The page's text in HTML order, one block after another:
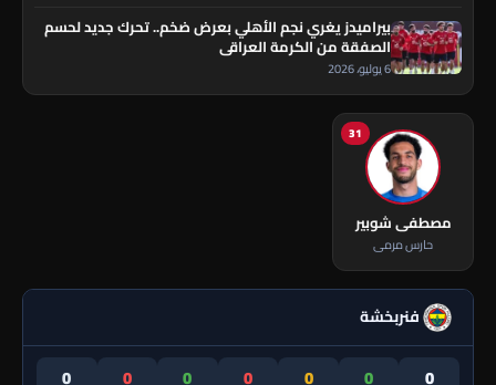
بيراميدز يغري نجم الأهلي بعرض ضخم.. تحرك جديد لحسم
الصفقة من الكرمة العراقي
6 يوليو، 2026
31
مصطفى شوبير
حارس مرمى
فنربخشة
0
0
0
0
0
0
0